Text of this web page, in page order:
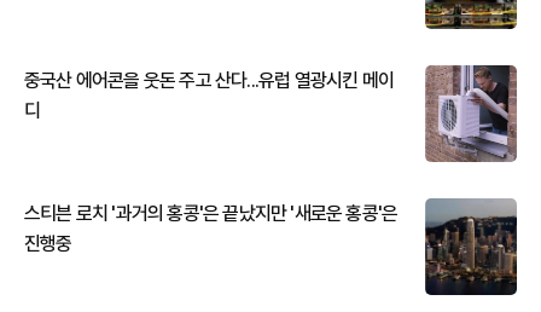
중국산 에어콘을 웃돈 주고 산다...유럽 열광시킨 메이
디
스티븐 로치 '과거의 홍콩'은 끝났지만 '새로운 홍콩'은
진행중